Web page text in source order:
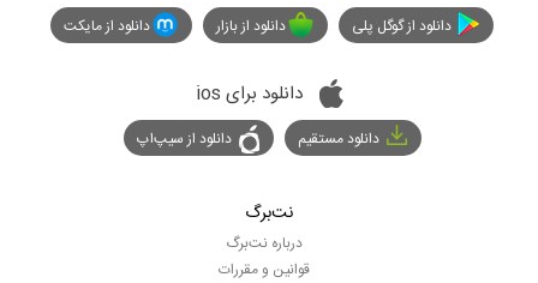
دانلود از گوگل پلی دانلود از بازار دانلود از مایکت
دانلود برای ios
دانلود مستقیم دانلود از سیپ‌اپ
نت‌برگ
درباره نت‌برگ
قوانین و مقررات